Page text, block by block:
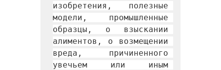
изобретения, полезные
модели, промышленные
образцы, о взыскании
алиментов, о возмещении
вреда, причиненного
увечьем или иным